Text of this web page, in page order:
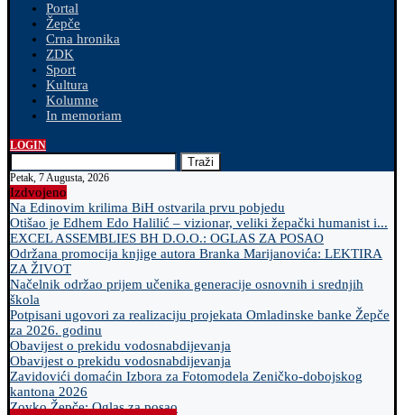
Portal
Žepče
Crna hronika
ZDK
Sport
Kultura
Kolumne
In memoriam
LOGIN
Traži
Petak, 7 Augusta, 2026
Izdvojeno
Na Edinovim krilima BiH ostvarila prvu pobjedu
Otišao je Edhem Edo Halilić – vizionar, veliki žepački humanist i...
EXCEL ASSEMBLIES BH D.O.O.: OGLAS ZA POSAO
Održana promocija knjige autora Branka Marijanovića: LEKTIRA
ZA ŽIVOT
Načelnik održao prijem učenika generacije osnovnih i srednjih
škola
Potpisani ugovori za realizaciju projekata Omladinske banke Žepče
za 2026. godinu
Obavijest o prekidu vodosnabdijevanja
Obavijest o prekidu vodosnabdijevanja
Zavidovići domaćin Izbora za Fotomodela Zeničko-dobojskog
kantona 2026
Zovko Žepče: Oglas za posao